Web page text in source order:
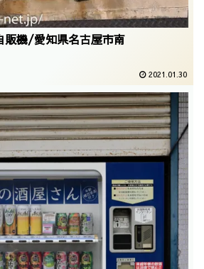
販機/愛知県名古屋市南
2021.01.30